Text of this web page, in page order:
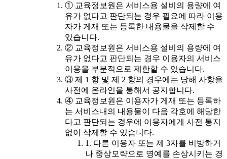
① 교육정보원은 서비스용 설비의 용량에 여
유가 없다고 판단되는 경우 필요에 따라 이용
자가 게재 또는 등록한 내용물을 삭제할 수
있습니다.
② 교육정보원은 서비스용 설비의 용량에 여
유가 없다고 판단되는 경우 이용자의 서비스
이용을 부분적으로 제한할 수 있습니다.
③ 제 1 항 및 제 2 항의 경우에는 당해 사항을
사전에 온라인을 통해서 공지합니다.
④ 교육정보원은 이용자가 게재 또는 등록하
는 서비스내의 내용물이 다음 각호에 해당한
다고 판단되는 경우에 이용자에게 사전 통지
없이 삭제할 수 있습니다.
1. 다른 이용자 또는 제 3자를 비방하거
나 중상모략으로 명예를 손상시키는 경